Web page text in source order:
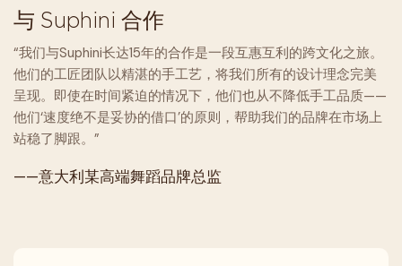
与 Suphini 合作
“我们与Suphini长达15年的合作是一段互惠互利的跨文化之旅。
他们的工匠团队以精湛的手工艺，将我们所有的设计理念完美
呈现。即使在时间紧迫的情况下，他们也从不降低手工品质——
他们‘速度绝不是妥协的借口’的原则，帮助我们的品牌在市场上
站稳了脚跟。”
——意大利某高端舞蹈品牌总监